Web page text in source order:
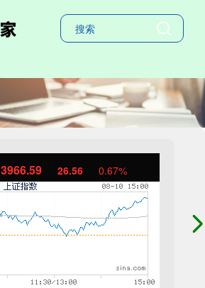
3966.59 26.56 0.67%